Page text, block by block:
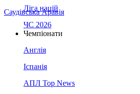
Саудівська Аравія
Ліга націй
ЧС 2026
Чемпіонати
Англія
Іспанія
АПЛ Top News